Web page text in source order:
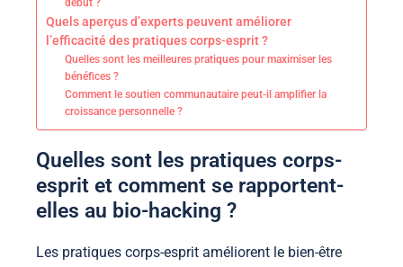
début ?
Quels aperçus d’experts peuvent améliorer
l’efficacité des pratiques corps-esprit ?
Quelles sont les meilleures pratiques pour maximiser les
bénéfices ?
Comment le soutien communautaire peut-il amplifier la
croissance personnelle ?
Quelles sont les pratiques corps-
esprit et comment se rapportent-
elles au bio-hacking ?
Les pratiques corps-esprit améliorent le bien-être